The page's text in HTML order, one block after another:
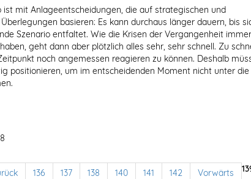
ist mit Anlageentscheidungen, die auf strategischen und
basieren: Es kann durchaus länger dauern, bis
Szenario entfaltet. Wie die Krisen der Vergangenheit immer
geht dann aber plötzlich alles sehr, sehr schnell. Zu
noch angemessen reagieren zu können. Deshalb
positionieren, um im entscheidenden Moment nicht unter die
136 137 138 140 141 142 Vorwärts